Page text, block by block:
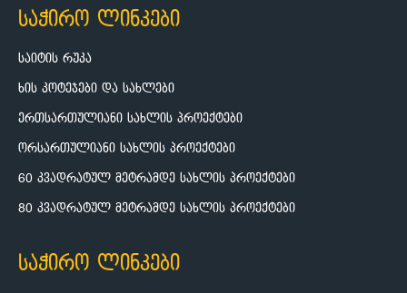
საჭირო ლინკები
საიტის რუკა
ხის კოტეჯები და სახლები
ერთსართულიანი სახლის პროექტები
ორსართულიანი სახლის პროექტები
60 კვადრატულ მეტრამდე სახლის პროექტები
80 კვადრატულ მეტრამდე სახლის პროექტები
საჭირო ლინკები